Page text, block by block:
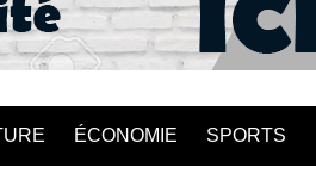
ÉCONOMIE SPORTS